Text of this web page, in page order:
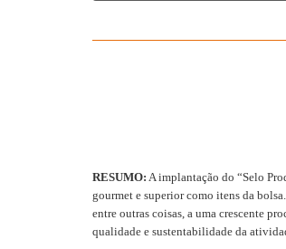
RESUMO: A implantação do “Selo
gourmet e superior como itens da
entre outras coisas, a uma crescente
qualidade e sustentabilidade da